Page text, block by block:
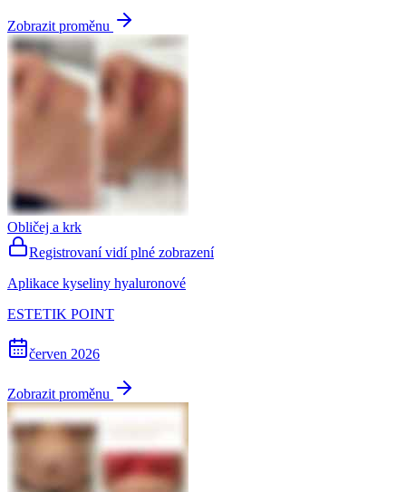
Zobrazit proměnu
Obličej a krk
Registrovaní vidí plné zobrazení
Aplikace kyseliny hyaluronové
ESTETIK POINT
červen 2026
Zobrazit proměnu